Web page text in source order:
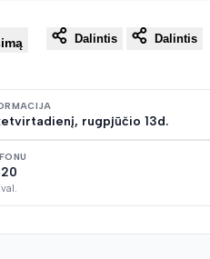
Dalintis Dalintis
rugpjūčio 13d.